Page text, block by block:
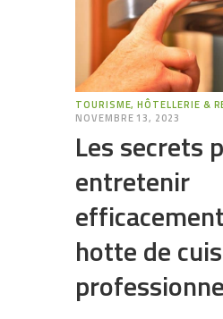
TOURISME, HÔTELLERIE &
NOVEMBRE 13, 2023
Les secrets
entretenir
hotte de